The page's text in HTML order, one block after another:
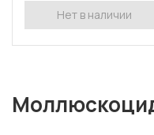
Нет в наличии